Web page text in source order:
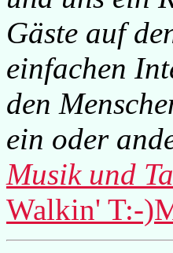
Gäste auf
einfachen
den
ein oder
Musik und
Walkin' T:-